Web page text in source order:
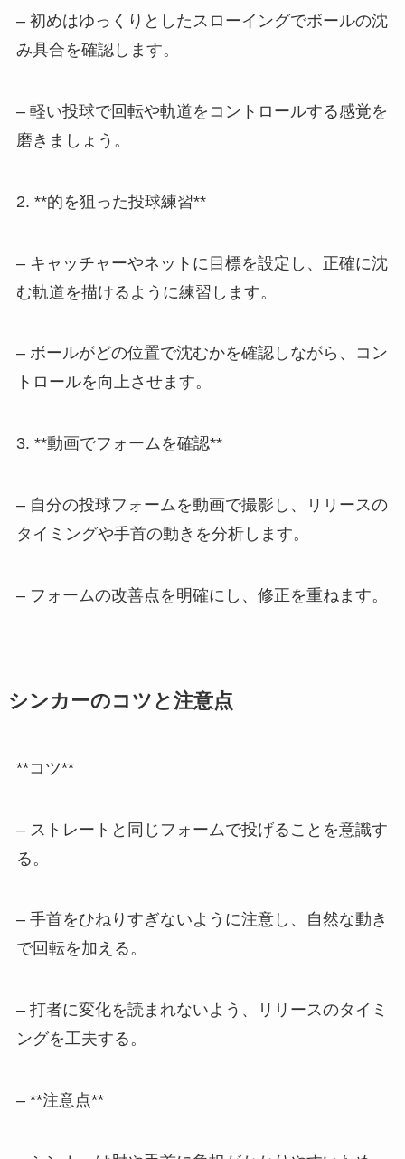
– 初めはゆっくりとしたスローイングでボールの沈
み具合を確認します。
– 軽い投球で回転や軌道をコントロールする感覚を
磨きましょう。
2. **的を狙った投球練習**
– キャッチャーやネットに目標を設定し、正確に沈
む軌道を描けるように練習します。
– ボールがどの位置で沈むかを確認しながら、コン
トロールを向上させます。
3. **動画でフォームを確認**
– 自分の投球フォームを動画で撮影し、リリースの
タイミングや手首の動きを分析します。
– フォームの改善点を明確にし、修正を重ねます。
シンカーのコツと注意点
**コツ**
– ストレートと同じフォームで投げることを意識す
る。
– 手首をひねりすぎないように注意し、自然な動き
で回転を加える。
– 打者に変化を読まれないよう、リリースのタイミ
ングを工夫する。
– **注意点**